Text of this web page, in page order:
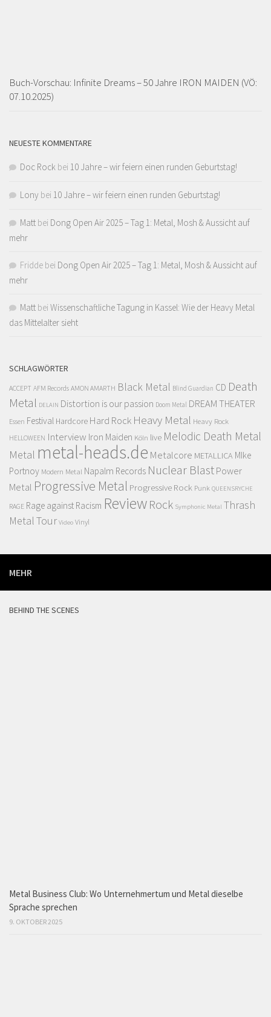
Buch-Vorschau: Infinite Dreams – 50 Jahre IRON MAIDEN (VÖ:
07.10.2025)
NEUESTE KOMMENTARE
Doc Rock bei 10 Jahre – wir feiern einen runden Geburtstag!
Lony bei 10 Jahre – wir feiern einen runden Geburtstag!
Matt bei Dong Open Air 2025 – Tag 1: Metal, Mosh & Aussicht auf
mehr
Fridde bei Dong Open Air 2025 – Tag 1: Metal, Mosh & Aussicht auf
mehr
Matt bei Wissenschaftliche Tagung in Kassel: Wie der Heavy Metal
das Mittelalter sieht
SCHLAGWÖRTER
ACCEPT AFM Records AMON AMARTH Black Metal Blind Guardian CD Death
Metal DELAIN Distortion is our passion Doom Metal DREAM THEATER
Essen Festival Hardcore Hard Rock Heavy Metal Heavy Rock
HELLOWEEN Interview Iron Maiden Köln live Melodic Death Metal
Metal metal-heads.de Metalcore METALLICA MIke
Portnoy Modern Metal Napalm Records Nuclear Blast Power
Metal Progressive Metal Progressive Rock Punk QUEENSRYCHE
RAGE Rage against Racism Review Rock Symphonic Metal Thrash
MetalTour Video Vinyl
MEHR
BEHIND THE SCENES
Metal Business Club: Wo Unternehmertum und Metal dieselbe
Sprache sprechen
9. OKTOBER 2025